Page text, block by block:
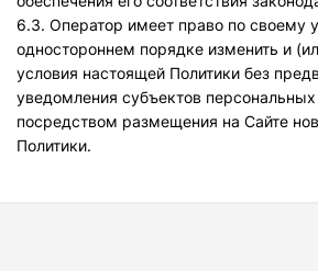
6.3. Оператор имеет право по своему
одностороннем порядке изменить и
условия настоящей Политики без
уведомления субъектов
посредством размещения на Сайте
Политики.